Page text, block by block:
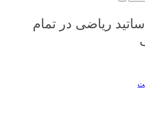
اساتید ریاضی در تمام